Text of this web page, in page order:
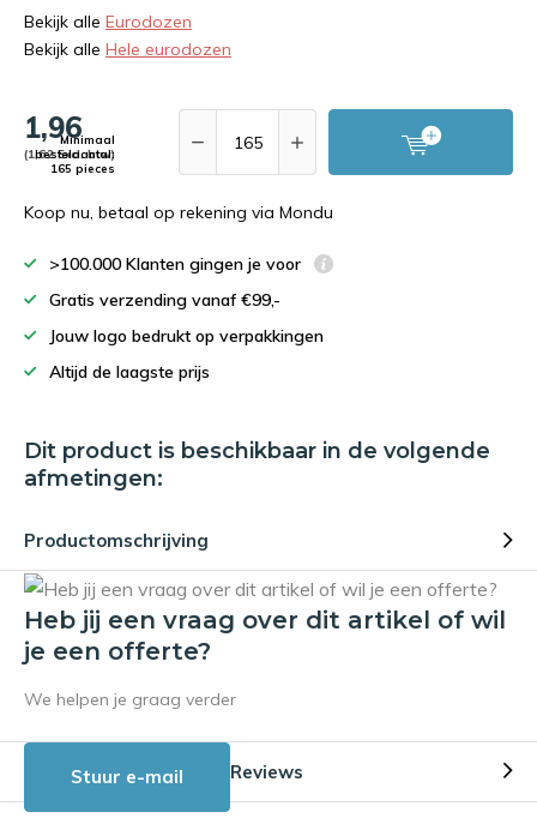
Bekijk alle Eurodozen
Bekijk alle Hele eurodozen
1,96
(1,62 Excl. btw)
Minimaal
bestelaantal:
165 pieces
Koop nu, betaal op rekening via Mondu
>100.000 Klanten gingen je voor
Gratis verzending vanaf €99,-
Jouw logo bedrukt op verpakkingen
Altijd de laagste prijs
Dit product is beschikbaar in de volgende
afmetingen:
Productomschrijving
Heb jij een vraag over dit artikel of wil
je een offerte?
We helpen je graag verder
Stuur e-mail Reviews